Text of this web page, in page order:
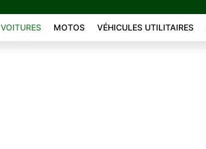
VOITURES MOTOS VÉHICULES UTILITAIRES